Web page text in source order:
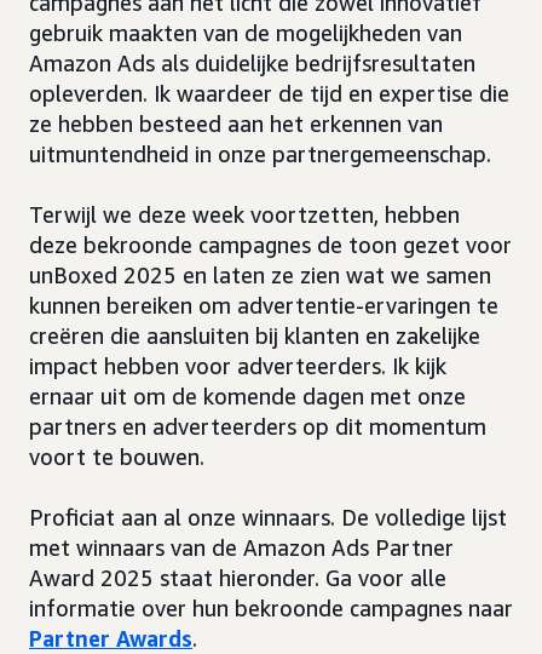
gebruik maakten van de mogelijkheden van
Amazon Ads als duidelijke bedrijfsresultaten
opleverden. Ik waardeer de tijd en expertise die
ze hebben besteed aan het erkennen van
uitmuntendheid in onze partnergemeenschap.
Terwijl we deze week voortzetten, hebben
deze bekroonde campagnes de toon gezet voor
unBoxed 2025 en laten ze zien wat we samen
kunnen bereiken om advertentie-ervaringen te
creëren die aansluiten bij klanten en zakelijke
impact hebben voor adverteerders. Ik kijk
ernaar uit om de komende dagen met onze
partners en adverteerders op dit momentum
voort te bouwen.
Proficiat aan al onze winnaars. De volledige lijst
met winnaars van de Amazon Ads Partner
Award 2025 staat hieronder. Ga voor alle
informatie over hun bekroonde campagnes naar
Partner Awards.